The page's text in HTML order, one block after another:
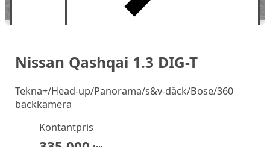
Nissan Qashqai 1.3 DIG-T
Tekna+/Head-up/Panorama/s&v-däck/Bose/360
backkamera
Kontantpris